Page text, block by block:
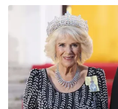
Pháp luật
Thế giới
Tin tức
Kinh tế